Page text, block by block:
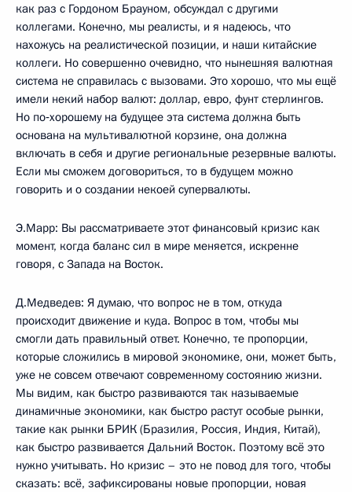
как раз с Гордоном Брауном, обсуждал с другими
коллегами. Конечно, мы реалисты, и я надеюсь, что
нахожусь на реалистической позиции, и наши китайские
коллеги. Но совершенно очевидно, что нынешняя валютная
система не справилась с вызовами. Это хорошо, что мы ещё
имели некий набор валют: доллар, евро, фунт стерлингов.
Но по‑хорошему на будущее эта система должна быть
основана на мультивалютной корзине, она должна
включать в себя и другие региональные резервные валюты.
Если мы сможем договориться, то в будущем можно
говорить и о создании некоей супервалюты.
Э.Марр: Вы рассматриваете этот финансовый кризис как
момент, когда баланс сил в мире меняется, искренне
говоря, с Запада на Восток.
Д.Медведев: Я думаю, что вопрос не в том, откуда
происходит движение и куда. Вопрос в том, чтобы мы
смогли дать правильный ответ. Конечно, те пропорции,
которые сложились в мировой экономике, они, может быть,
уже не совсем отвечают современному состоянию жизни.
Мы видим, как быстро развиваются так называемые
динамичные экономики, как быстро растут особые рынки,
такие как рынки БРИК (Бразилия, Россия, Индия, Китай),
как быстро развивается Дальний Восток. Поэтому всё это
нужно учитывать. Но кризис – это не повод для того, чтобы
сказать: всё, зафиксированы новые пропорции, новая